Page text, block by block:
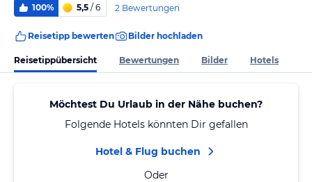
100% 5,5 / 6 2 Bewertungen
Reisetipp bewerten Bilder hochladen
Reisetippübersicht Bewertungen Bilder Hotels
Möchtest Du Urlaub in der Nähe buchen?
Folgende Hotels könnten Dir gefallen
Hotel & Flug buchen
Oder